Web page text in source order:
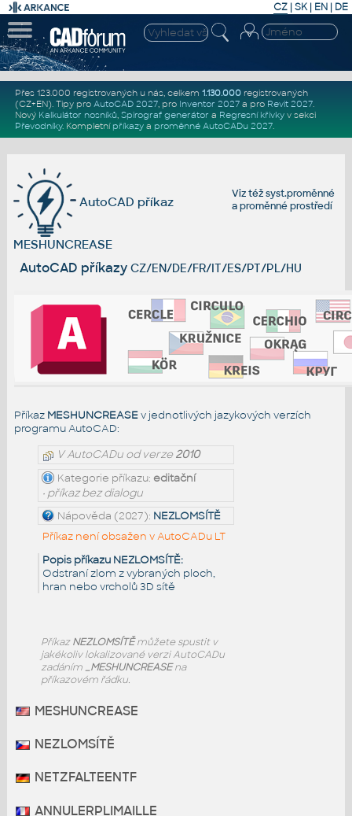
CZ | SK| EN | DE
Přes 123.000 registrovaných u nás, celkem 1.130.000registrovaných
(CZ+EN). Tipy pro AutoCAD 2027, pro Inventor 2027a pro Revit 2027.
Nový Kalkulátor nosníků, Spirograf generátor a Regresní křivkyv sekci
Převodníky. Kompletní příkazya proměnné AutoCADu 2027.
Viz téžsyst.proměnné
aproměnné prostředí
AutoCAD příkaz
MESHUNCREASE
AutoCAD příkazy CZ/EN/DE/FR/IT/ES/PT/PL/HU
Příkaz MESHUNCREASEv jednotlivých jazykových verzích
programu AutoCAD:
V AutoCADu od verze2010
Kategorie příkazu: editační
• příkaz bez dialogu
Nápověda (2027): NEZLOMSÍTĚ
Příkaz není obsažen v AutoCADu LT
Popis příkazu NEZLOMSÍTĚ:
Odstraní zlom z vybraných ploch,
hran nebo vrcholů 3D sítě
PříkazNEZLOMSÍTĚmůžete spustit v
jakékoliv lokalizované verzi AutoCADu
zadáním _MESHUNCREASEna
příkazovém řádku.
MESHUNCREASE
NEZLOMSÍTĚ
NETZFALTEENTF
ANNULERPLIMAILLE